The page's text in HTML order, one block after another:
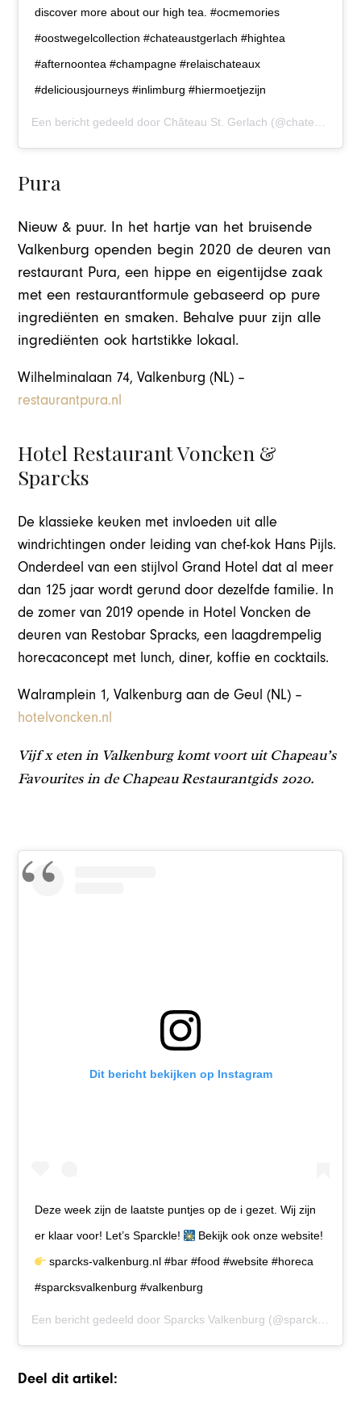
discover more about our high tea. #ocmemories
#oostwegelcollection #chateaustgerlach #hightea
#afternoontea #champagne #relaischateaux
#deliciousjourneys #inlimburg #hiermoetjezijn
Een bericht gedeeld door Château St. Gerlach (@chateaustgerlach) op
Pura
Nieuw & puur. In het hartje van het bruisende
Valkenburg openden begin 2020 de deuren van
restaurant Pura, een hippe en eigentijdse zaak
met een restaurantformule gebaseerd op pure
ingrediënten en smaken. Behalve puur zijn alle
ingrediënten ook hartstikke lokaal.
Wilhelminalaan 74, Valkenburg (NL) –
restaurantpura.nl
Hotel Restaurant Voncken &
Sparcks
De klassieke keuken met invloeden uit alle
windrichtingen onder leiding van chef-kok Hans Pijls.
Onderdeel van een stijlvol Grand Hotel dat al meer
dan 125 jaar wordt gerund door dezelfde familie. In
de zomer van 2019 opende in Hotel Voncken de
deuren van Restobar Spracks, een laagdrempelig
horecaconcept met lunch, diner, koffie en cocktails.
Walramplein 1, Valkenburg aan de Geul (NL) –
hotelvoncken.nl
Vijf x eten in Valkenburg komt voort uit Chapeau’s
Favourites in de Chapeau Restaurantgids 2020.
Dit bericht bekijken op Instagram
Deze week zijn de laatste puntjes op de i gezet. Wij zijn
er klaar voor! Let’s Sparckle!
Bekijk ook onze website!
sparcks-valkenburg.nl #bar #food #website #horeca
#sparcksvalkenburg #valkenburg
Een bericht gedeeld door Sparcks Valkenburg (@sparcksvalkenburg) op
Deel dit artikel: